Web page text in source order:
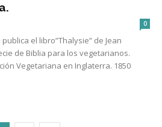
0
el libro”Thalysie” de Jean
de Biblia para los vegetarianos.
Vegetariana en Inglaterra. 1850